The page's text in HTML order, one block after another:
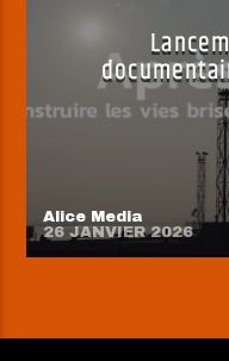
Alice Media
26 JANVIER 2026